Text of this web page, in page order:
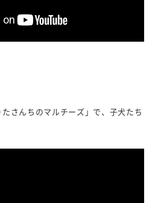
さんちのマルチーズ」で、子犬たち